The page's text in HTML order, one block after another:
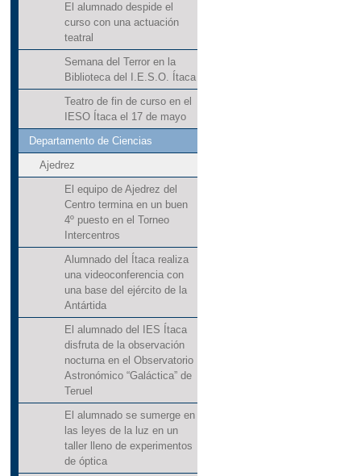
El alumnado despide el
curso con una actuación
teatral
Semana del Terror en la
Biblioteca del I.E.S.O. Ítaca
Teatro de fin de curso en el
IESO Ítaca el 17 de mayo
Departamento de Ciencias
Ajedrez
El equipo de Ajedrez del
Centro termina en un buen
4º puesto en el Torneo
Intercentros
Alumnado del Ítaca realiza
una videoconferencia con
una base del ejército de la
Antártida
El alumnado del IES Ítaca
disfruta de la observación
nocturna en el Observatorio
Astronómico “Galáctica” de
Teruel
El alumnado se sumerge en
las leyes de la luz en un
taller lleno de experimentos
de óptica